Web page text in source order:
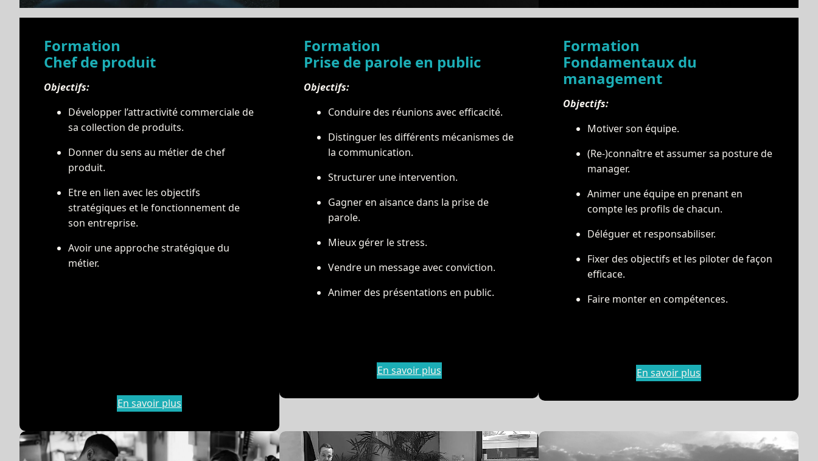
Formation
Chef de produit
Objectifs:
Développer l’attractivité commerciale de
sa collection de produits.
Donner du sens au métier de chef
produit.
Etre en lien avec les objectifs
stratégiques et le fonctionnement de
son entreprise.
Avoir une approche stratégique du
métier.
En savoir plus
Formation
Prise de parole en public
Objectifs:
Conduire des réunions avec efficacité.
Distinguer les différents mécanismes de
la communication.
Structurer une intervention.
Gagner en aisance dans la prise de
parole.
Mieux gérer le stress.
Vendre un message avec conviction.
Animer des présentations en public.
En savoir plus
Formation
Fondamentaux du
management
Objectifs:
Motiver son équipe.
(Re-)connaître et assumer sa posture de
manager.
Animer une équipe en prenant en
compte les profils de chacun.
Déléguer et responsabiliser.
Fixer des objectifs et les piloter de façon
efficace.
Faire monter en compétences.
En savoir plus